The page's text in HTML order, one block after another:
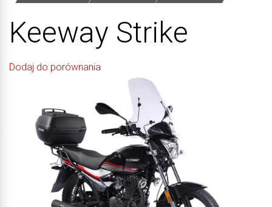
Keeway Strike
Dodaj do porównania